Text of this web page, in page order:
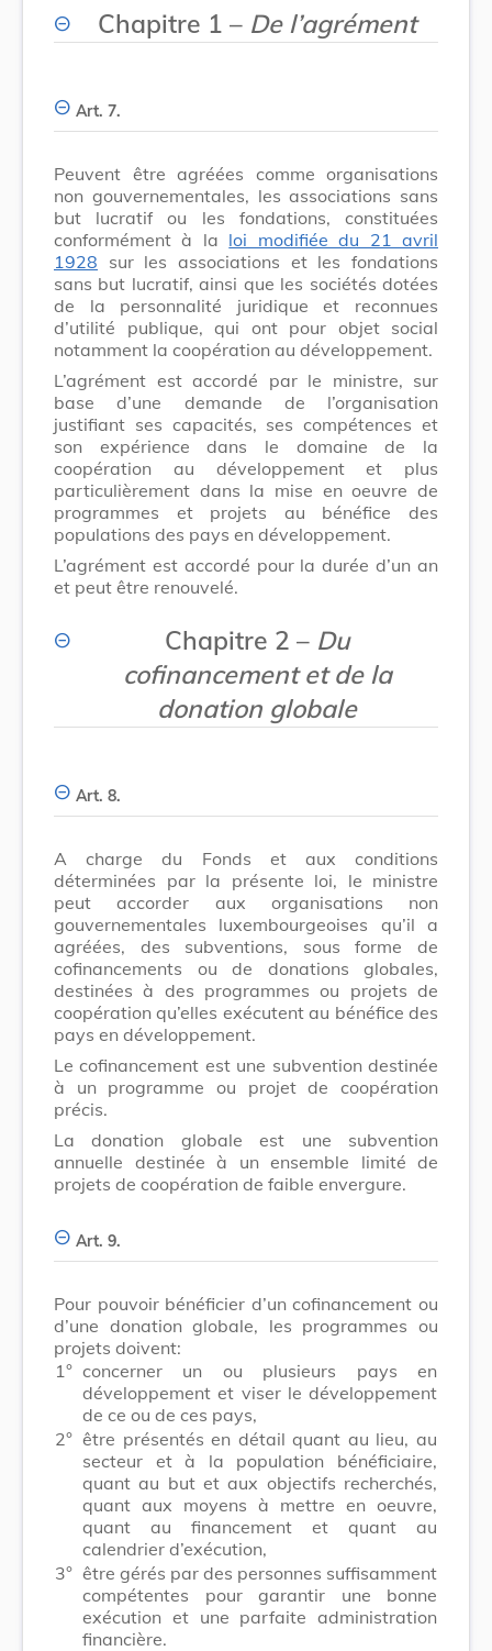
Chapitre 1 – De l’agrément
Art. 7.
Peuvent être agréées comme organisations
non gouvernementales, les associations sans
but lucratif ou les fondations, constituées
conformément à la loi modifiée du 21 avril
1928 sur les associations et les fondations
sans but lucratif, ainsi que les sociétés dotées
de la personnalité juridique et reconnues
d’utilité publique, qui ont pour objet social
notamment la coopération au développement.
L’agrément est accordé par le ministre, sur
base d’une demande de l’organisation
justifiant ses capacités, ses compétences et
son expérience dans le domaine de la
coopération au développement et plus
particulièrement dans la mise en oeuvre de
programmes et projets au bénéfice des
populations des pays en développement.
L’agrément est accordé pour la durée d’un an
et peut être renouvelé.
Chapitre 2 – Du
cofinancement et de la
donation globale
Art. 8.
A charge du Fonds et aux conditions
déterminées par la présente loi, le ministre
peut accorder aux organisations non
gouvernementales luxembourgeoises qu’il a
agréées, des subventions, sous forme de
cofinancements ou de donations globales,
destinées à des programmes ou projets de
coopération qu’elles exécutent au bénéfice des
pays en développement.
Le cofinancement est une subvention destinée
à un programme ou projet de coopération
précis.
La donation globale est une subvention
annuelle destinée à un ensemble limité de
projets de coopération de faible envergure.
Art. 9.
Pour pouvoir bénéficier d’un cofinancement ou
d’une donation globale, les programmes ou
projets doivent:
1° concerner un ou plusieurs pays en
développement et viser le développement
de ce ou de ces pays,
2° être présentés en détail quant au lieu, au
secteur et à la population bénéficiaire,
quant au but et aux objectifs recherchés,
quant aux moyens à mettre en oeuvre,
quant au financement et quant au
calendrier d’exécution,
3° être gérés par des personnes suffisamment
compétentes pour garantir une bonne
exécution et une parfaite administration
financière.